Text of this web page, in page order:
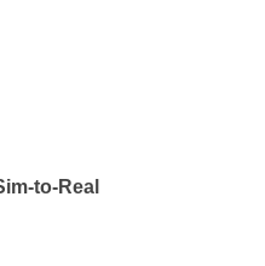
to-Real